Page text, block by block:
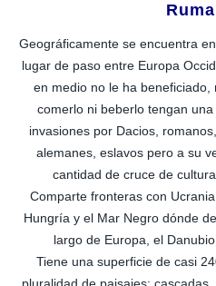
Geográficamente se encuentra
lugar de paso entre Europa
en medio no le ha
comerlo ni beberlo tengan
invasiones por Dacios,
alemanes, eslavos pero a su
cantidad de cruce de
Comparte fronteras con
Hungría y el Mar Negro dónde
largo de Europa, el
Tiene una superficie de casi